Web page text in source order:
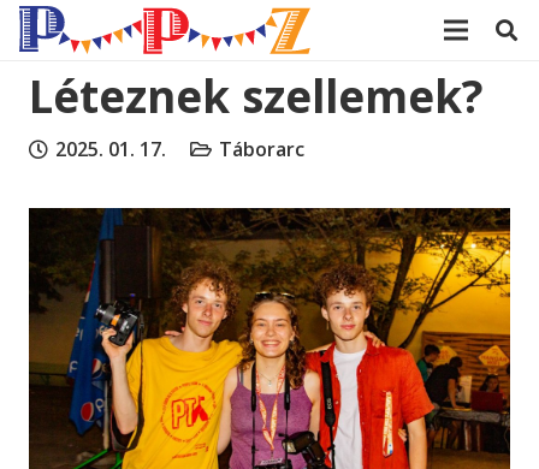
Léteznek szellemek?
2025. 01. 17. Táborarc
modal-check